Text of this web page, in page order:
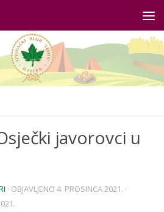
javorovci u
· OBJAVLJENO 4. PROSINCA 2021. ·